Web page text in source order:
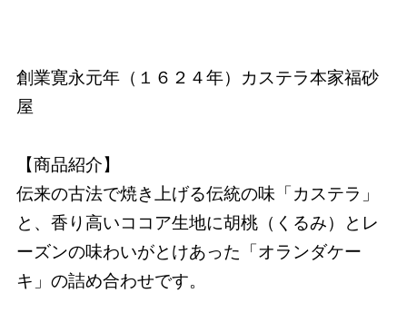
創業寛永元年（１６２４年）カステラ本家福砂
屋
【商品紹介】
伝来の古法で焼き上げる伝統の味「カステラ」
と、香り高いココア生地に胡桃（くるみ）とレ
ーズンの味わいがとけあった「オランダケー
キ」の詰め合わせです。